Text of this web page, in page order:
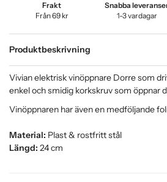
Frakt
Från 69 kr
Snabba
1-3 vardagar
Produktbeskrivning
Vivian elektrisk vinöppnare Dorre som
enkel och smidig korkskruv som öppnar
Vinöppnaren har även en medföljande
Material: Plast & rostfritt stål
Längd: 24 cm